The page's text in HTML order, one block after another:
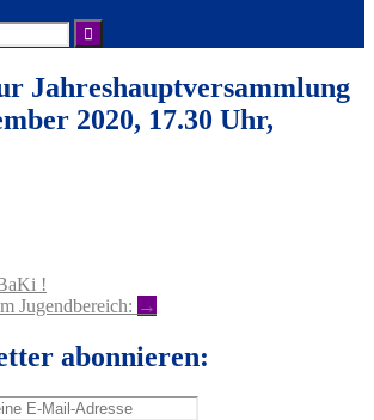
Jahreshauptversammlung
2020, 17.30 Uhr,
!
Jugendbereich: →
abonnieren: